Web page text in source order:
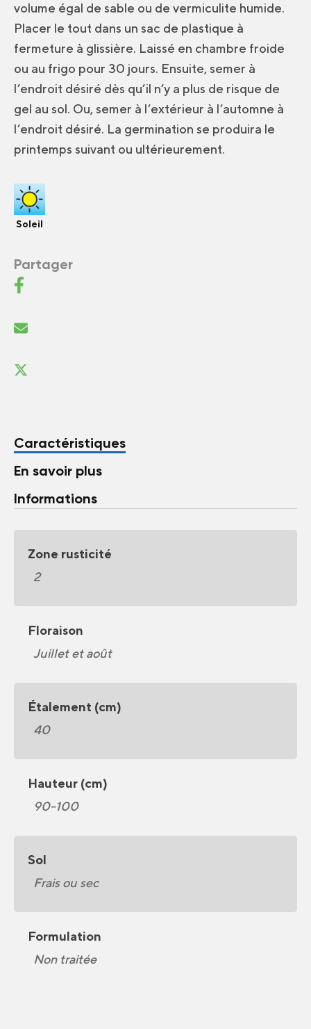
volume égal de sable ou de vermiculite humide.
Placer le tout dans un sac de plastique à
fermeture à glissière. Laissé en chambre froide
ou au frigo pour 30 jours. Ensuite, semer à
l’endroit désiré dès qu’il n’y a plus de risque de
gel au sol. Ou, semer à l’extérieur à l’automne à
l’endroit désiré. La germination se produira le
printemps suivant ou ultérieurement.
Soleil
Partager
Caractéristiques
En savoir plus
Informations
Zone rusticité
2
Floraison
Juillet et août
Étalement (cm)
40
Hauteur (cm)
90-100
Sol
Frais ou sec
Formulation
Non traitée